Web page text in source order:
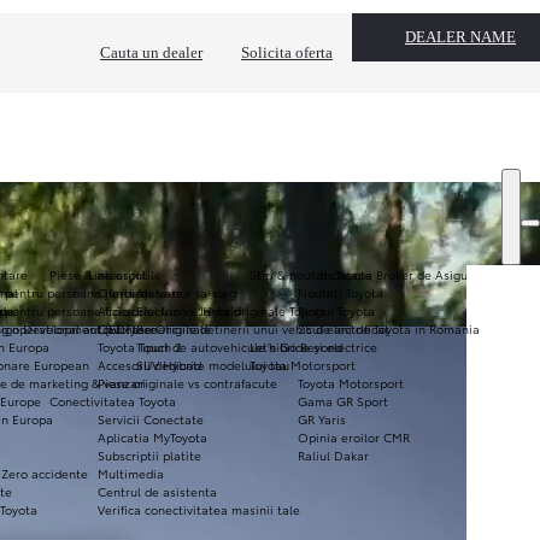
Cauta un dealer Solicita oferta
DEALER NAME
pentru persoane juridice
pentru persoane fizice
operational autoutilitare
Inchcape Broker de Asigurare
Piese & accesorii
Oferte de vara
Accesoriul lunii - Jante originale Toyota
Covorase Originale
Toyota Touch 2
Accesorii dedicate modelului tau
Piese originale vs contrafacute
Conectivitatea Toyota
Servicii Conectate
Aplicatia MyToyota
Subscriptii platite
Multimedia
Centrul de asistenta
Verifica conectivitatea masinii tale
Link-uri utile
Ajuta-ma sa aleg
Electric vs. Hybrid
Beneficiile detinerii unui vehicul electrificat
Tipuri de autovehicule hibride si electrice
SUV Hybrid
Development (ED²)
Europa
European
de marketing & vanzari
Europa
accidente
Stiri & noutati Toyota
Noutati Toyota
Blogul Toyota
25 de ani de Toyota in Romania
Let's Go Beyond
Toyota Motorsport
Toyota Motorsport
Gama GR Sport
GR Yaris
Opinia eroilor CMR
Raliul Dakar